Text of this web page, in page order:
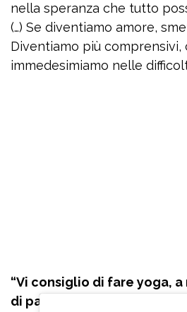
nella speranza che tutto
(…) Se diventiamo amore,
Diventiamo più comprensivi,
immedesimiamo nelle
“Vi consiglio di fare yoga,
di panico
è servito